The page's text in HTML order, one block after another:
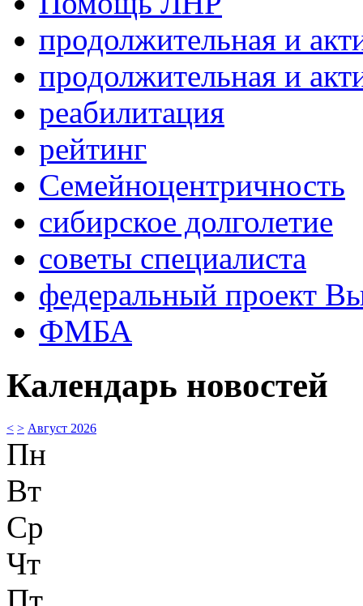
продолжительная и
продолжительная и
реабилитация
рейтинг
Семейноцентричность
сибирское долголетие
советы специалиста
федеральный проект
ФМБА
Календарь новостей
< > Август 2026
Пн
Вт
Ср
Чт